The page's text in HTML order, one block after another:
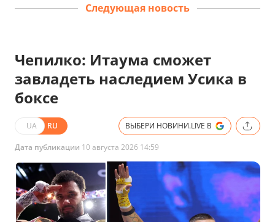
Следующая новость
Чепилко: Итаума сможет
завладеть наследием Усика в
боксе
UA RU ВЫБЕРИ НОВИНИ.LIVE В
Дата публикации 10 августа 2026 14:59